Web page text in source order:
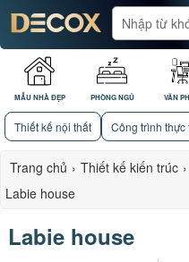
MẪU NHÀ ĐẸP PHÒNG NGỦ VĂN
Thiết kế nội thất Công trình thực
Trang chủ › Thiết kế kiến trúc ›
Labie house
Labie house